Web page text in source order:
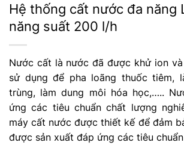
Hệ thống cất nước đa năng
năng suất 200 l/h
Nước cất là nước đã được khử ion
sử dụng để pha loãng thuốc tiêm,
trùng, làm dung môi hóa học,…..
ứng các tiêu chuẩn chất lượng
máy cất nước được thiết kế để đảm
được sản xuất đáp ứng các tiêu